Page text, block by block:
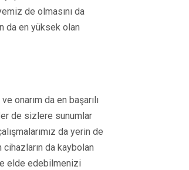
de olmasını da
da en yüksek olan
onarım da en başarılı
de sizlere sunumlar
da yerin de
da kaybolan
elde edebilmenizi